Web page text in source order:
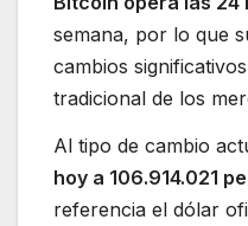
semana, por lo que
cambios
tradicional de los
Al tipo de cambio
hoy a 106.914.021
referencia el dólar